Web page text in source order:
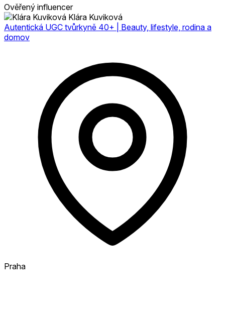
Ověřený influencer
Klára Kuviková
Autentická UGC tvůrkyně 40+ | Beauty, lifestyle, rodina a
domov
Praha